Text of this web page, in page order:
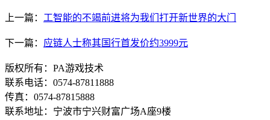
上一篇： 工智能的不竭前进将为我们打开新世界的大门
下一篇： 应链人士称其国行首发价约3999元
版权所有：PA游戏技术
联系电话：0574-87811888
传真：0574-87815888
联系地址：宁波市宁兴财富广场A座9楼